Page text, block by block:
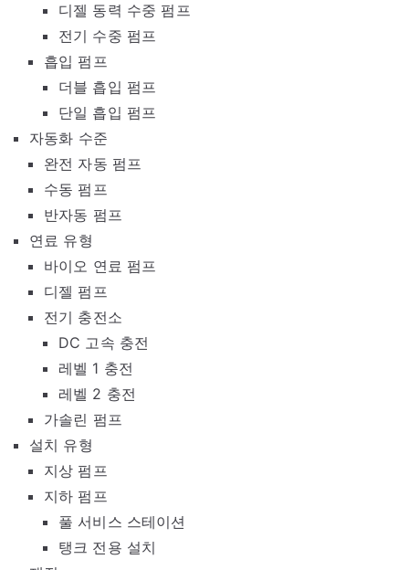
디젤 동력 수중 펌프
전기 수중 펌프
흡입 펌프
더블 흡입 펌프
단일 흡입 펌프
자동화 수준
완전 자동 펌프
수동 펌프
반자동 펌프
연료 유형
바이오 연료 펌프
디젤 펌프
전기 충전소
DC 고속 충전
레벨 1 충전
레벨 2 충전
가솔린 펌프
설치 유형
지상 펌프
지하 펌프
풀 서비스 스테이션
탱크 전용 설치